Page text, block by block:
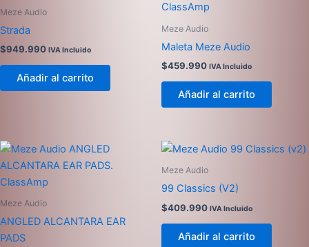
Meze Audio
Strada
$949.990 IVA Incluido
Añadir al carrito
Meze Audio
Maleta Meze Audio
$459.990 IVA Incluido
Añadir al carrito
Meze Audio
ANGLED ALCANTARA EAR
PADS
Meze Audio
99 Classics (V2)
$409.990 IVA Incluido
Añadir al carrito